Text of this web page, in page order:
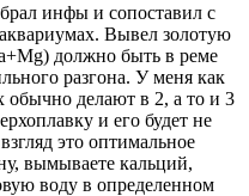
инфы и сопоставил с
Вывел золотую
должно быть в реме
разгона. У меня как
обычно делают в 2, а то и 3
и его будет не
это оптимальное
вымываете кальций,
воду в определенном